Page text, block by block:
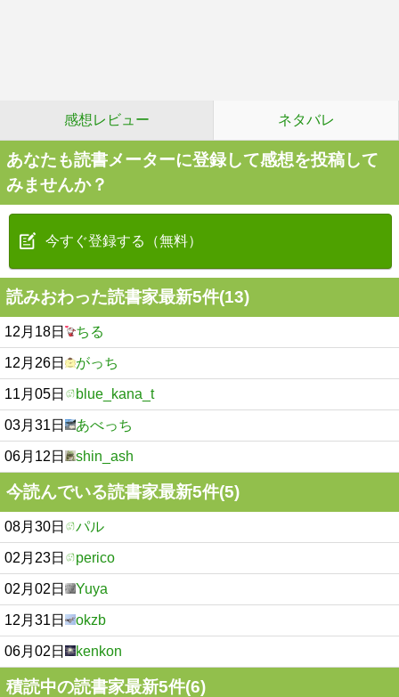
感想レビュー ネタバレ
あなたも読書メーターに登録して感想を投稿して
みませんか？
今すぐ登録する（無料）
読みおわった読書家最新5件(13)
12月18日 ちる
12月26日 がっち
11月05日 blue_kana_t
03月31日 あべっち
06月12日 shin_ash
今読んでいる読書家最新5件(5)
08月30日 パル
02月23日 perico
02月02日 Yuya
12月31日 okzb
06月02日 kenkon
積読中の読書家最新5件(6)